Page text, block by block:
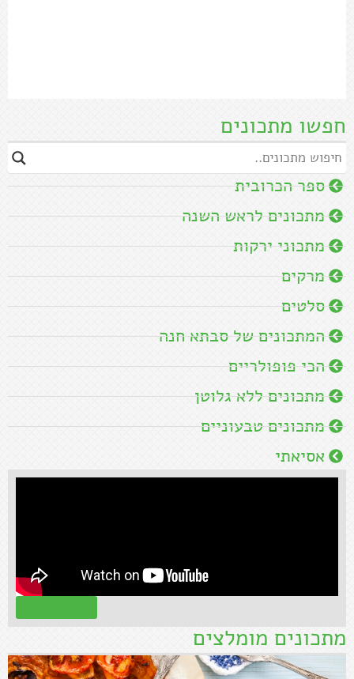
חפשו מתכונים
ספר הכרובית
מתכונים לראש השנה
מתכוני ירקות
מרקים
סלטים
המתכונים של סבתא חנה
הכי פופולריים
מתכונים ללא גלוטן
מתכונים טבעוניים
אסיאתי
מתכונים מומלצים